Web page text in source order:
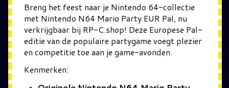
Breng het feest naar je Nintendo 64-collectie
met Nintendo N64 Mario Party EUR Pal, nu
verkrijgbaar bij RP-C.shop! Deze Europese Pal-
editie van de populaire partygame voegt plezier
en competitie toe aan je game-avonden.
Kenmerken: